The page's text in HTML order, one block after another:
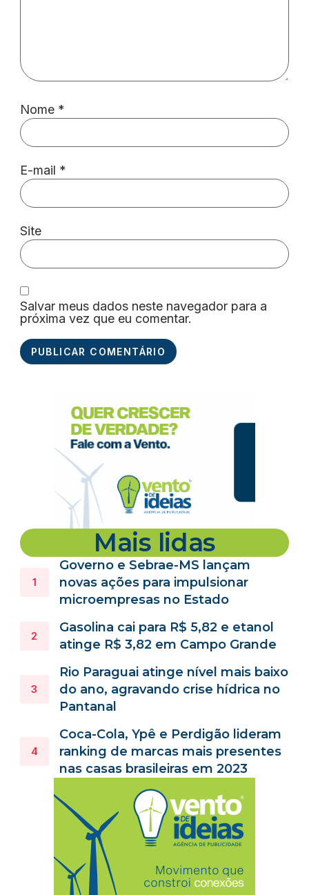
Nome *
E-mail *
Site
Salvar meus dados neste navegador para a
próxima vez que eu comentar.
Mais lidas
Governo e Sebrae-MS lançam
novas ações para impulsionar
microempresas no Estado
Gasolina cai para R$ 5,82 e etanol
atinge R$ 3,82 em Campo Grande
Rio Paraguai atinge nível mais baixo
do ano, agravando crise hídrica no
Pantanal
Coca-Cola, Ypê e Perdigão lideram
ranking de marcas mais presentes
nas casas brasileiras em 2023